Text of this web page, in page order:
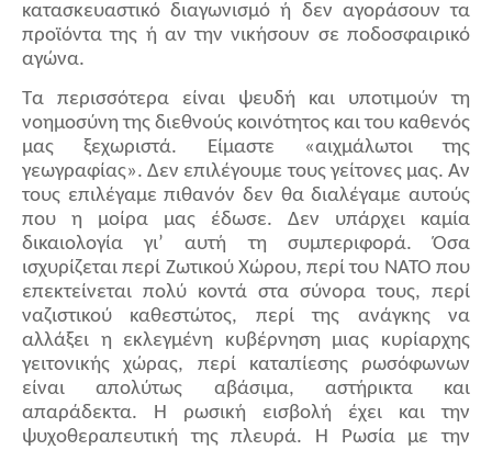
κατασκευαστικό διαγωνισμό ή δεν αγοράσουν τα
προϊόντα της ή αν την νικήσουν σε ποδοσφαιρικό
αγώνα.
Τα περισσότερα είναι ψευδή και υποτιμούν τη
νοημοσύνη της διεθνούς κοινότητος και του καθενός
μας ξεχωριστά. Είμαστε «αιχμάλωτοι της
γεωγραφίας». Δεν επιλέγουμε τους γείτονες μας. Αν
τους επιλέγαμε πιθανόν δεν θα διαλέγαμε αυτούς
που η μοίρα μας έδωσε. Δεν υπάρχει καμία
δικαιολογία γι’ αυτή τη συμπεριφορά. Όσα
ισχυρίζεται περί Ζωτικού Χώρου, περί του ΝΑΤΟ που
επεκτείνεται πολύ κοντά στα σύνορα τους, περί
ναζιστικού καθεστώτος, περί της ανάγκης να
αλλάξει η εκλεγμένη κυβέρνηση μιας κυρίαρχης
γειτονικής χώρας, περί καταπίεσης ρωσόφωνων
είναι απολύτως αβάσιμα, αστήρικτα και
απαράδεκτα. Η ρωσική εισβολή έχει και την
ψυχοθεραπευτική της πλευρά. Η Ρωσία με την